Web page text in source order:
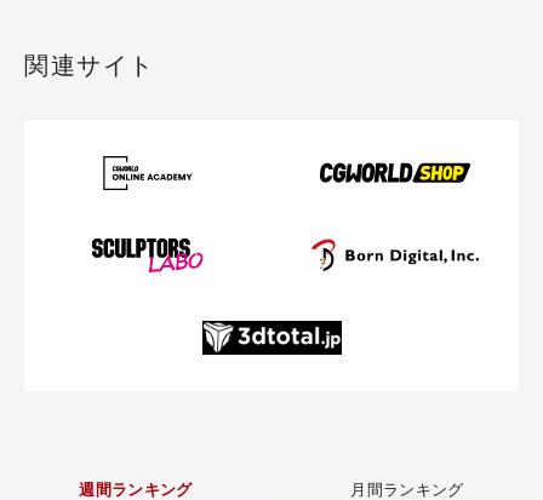
関連サイト
週間ランキング 月間ランキング